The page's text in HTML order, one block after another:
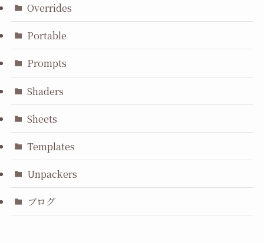
Overrides
Portable
Prompts
Shaders
Sheets
Templates
Unpackers
ブログ